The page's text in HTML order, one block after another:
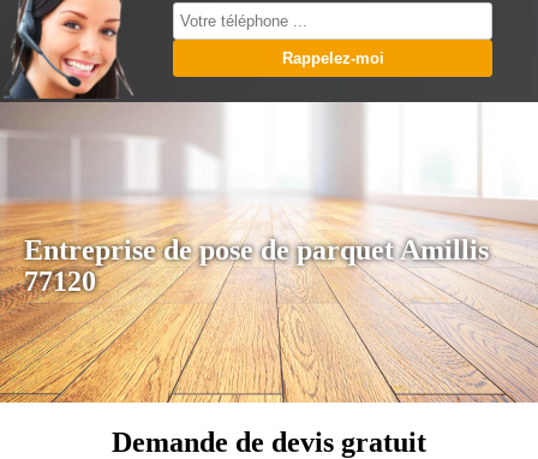
Entreprise de pose de parquet Amillis
77120
Demande de devis gratuit